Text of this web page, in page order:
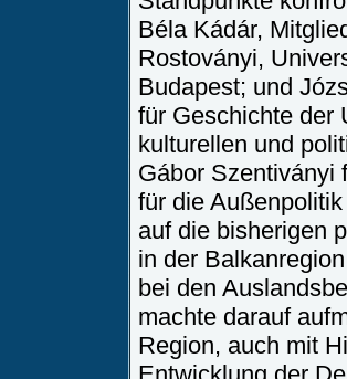
Béla Kádár,
Rostoványi,
Budapest; und
für Geschichte der
kulturellen und
Gábor Szentiványi
für die
auf die bisherigen
in der
bei den
machte darauf
Region, auch mit